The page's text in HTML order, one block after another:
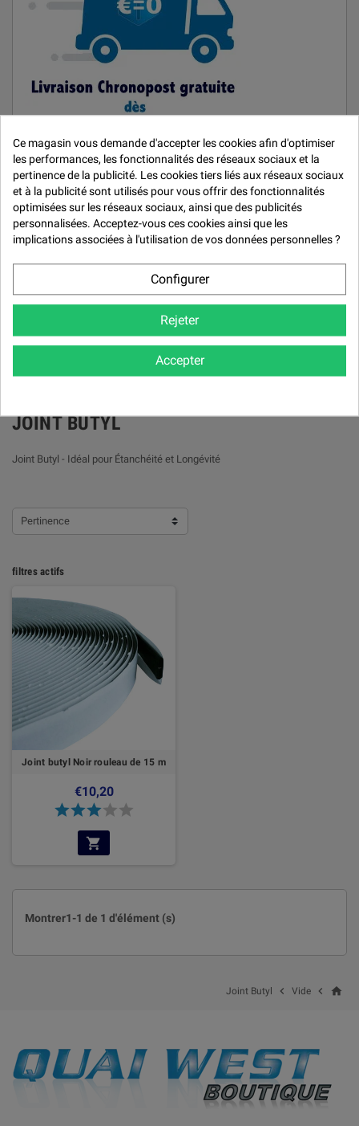
MARQUES
Car Repair System
De Beer
Quai West 33
JOINT BUTYL
Joint Butyl - Idéal pour Étanchéité et Longévité
Pertinence
filtres actifs
Joint butyl Noir rouleau de 15 m
€10,20
Montrer1-1 de 1 d'élément (s)
home

Vide

Joint Butyl
Ce magasin vous demande d'accepter les cookies afin d'optimiser
les performances, les fonctionnalités des réseaux sociaux et la
pertinence de la publicité. Les cookies tiers liés aux réseaux sociaux
et à la publicité sont utilisés pour vous offrir des fonctionnalités
optimisées sur les réseaux sociaux, ainsi que des publicités
personnalisées. Acceptez-vous ces cookies ainsi que les
implications associées à l'utilisation de vos données personnelles ?
Configurer
Rejeter
Accepter